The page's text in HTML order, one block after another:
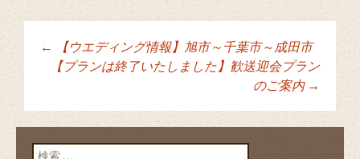
き
ま
す
い
ウ
ン
ウ
で
す
ま
す
投稿ナビゲーショ
ン
←
【ウエディング情報】旭市～千葉市～成田市
【プランは終了いたしました】歓送迎会プラン
のご案内 →
検索: